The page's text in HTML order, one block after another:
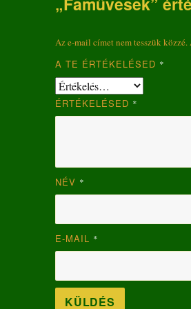
Az e-mail címet nem tesszük közzé.
A TE ÉRTÉKELÉSED *
ÉRTÉKELÉSED *
NÉV *
E-MAIL *